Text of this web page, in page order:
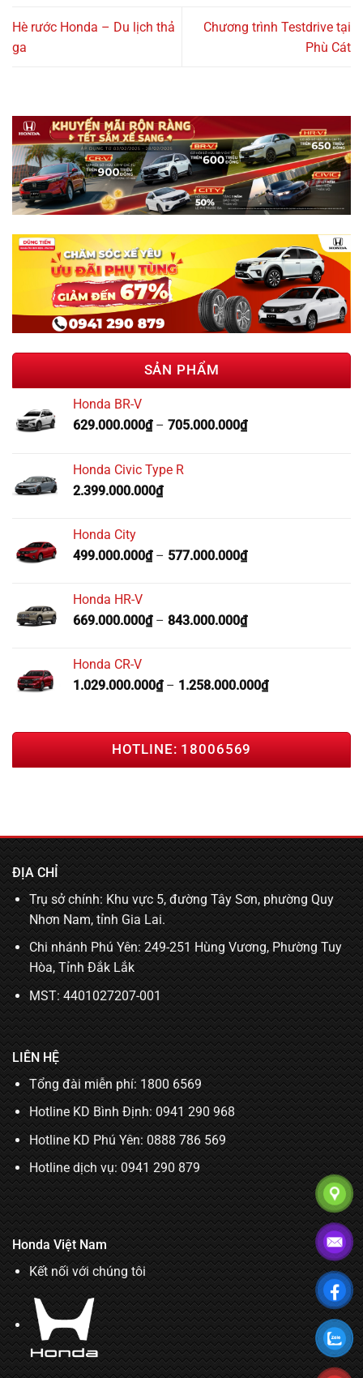
Hè rước Honda – Du lịch thả
ga
Chương trình Testdrive tại
Phù Cát
SẢN PHẨM
Honda BR-V
629.000.000₫– 705.000.000₫
Honda Civic Type R
2.399.000.000₫
Honda City
499.000.000₫– 577.000.000₫
Honda HR-V
669.000.000₫– 843.000.000₫
Honda CR-V
1.029.000.000₫– 1.258.000.000₫
HOTLINE: 18006569
ĐỊA CHỈ
Trụ sở chính: Khu vực 5, đường Tây Sơn, phường Quy
Nhơn Nam, tỉnh Gia Lai.
Chi nhánh Phú Yên: 249-251 Hùng Vương, Phường Tuy
Hòa, Tỉnh Đắk Lắk
MST: 4401027207-001
LIÊN HỆ
Tổng đài miễn phí: 1800 6569
Hotline KD Bình Định:0941 290 968
Hotline KD Phú Yên:0888 786 569
Hotline dịch vụ: 0941 290 879
Honda Việt Nam
Kết nối với chúng tôi